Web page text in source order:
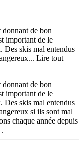
donnant de bon
important de le
Des skis mal entendus
Lire tout
donnant de bon
important de le
Des skis mal entendus
si ils sont mal
chaque année depuis